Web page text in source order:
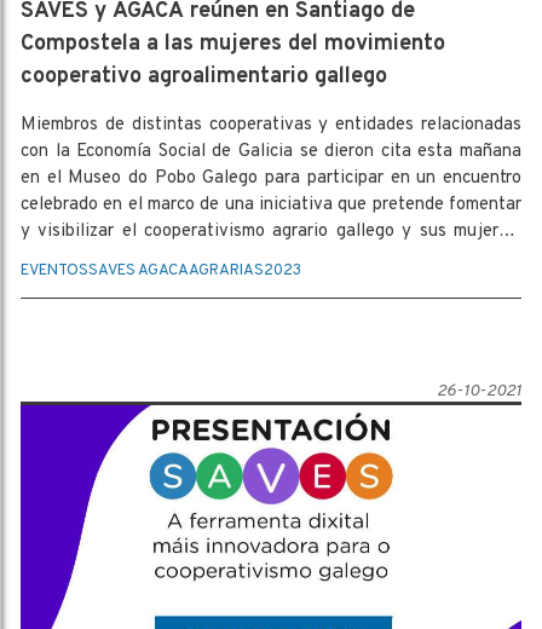
SAVES y AGACA reúnen en Santiago de
Compostela a las mujeres del movimiento
cooperativo agroalimentario gallego
Miembros de distintas cooperativas y entidades relacionadas
con la Economía Social de Galicia se dieron cita esta mañana
en el Museo do Pobo Galego para participar en un encuentro
celebrado en el marco de una iniciativa que pretende fomentar
y visibilizar el cooperativismo agrario gallego y sus mujeres.
Se trata de una actividad vinculada al proyecto SAVES, y que
EVENTOSSAVES AGACAAGRARIAS2023
26-10-2021